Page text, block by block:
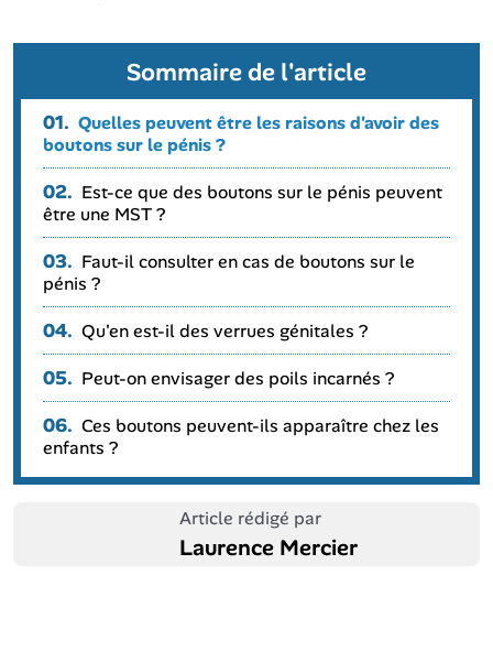
Sommaire de l'article
01. Quelles peuvent être les raisons d'avoir des
boutons sur le pénis ?
02. Est-ce que des boutons sur le pénis peuvent
être une MST ?
03. Faut-il consulter en cas de boutons sur le
pénis ?
04. Qu'en est-il des verrues génitales ?
05. Peut-on envisager des poils incarnés ?
06. Ces boutons peuvent-ils apparaître chez les
enfants ?
Article rédigé par
Laurence Mercier